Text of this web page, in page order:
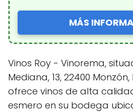
MÁS
Vinos Roy - Vinorema,
Mediana, 13, 22400
ofrece vinos de alta
esmero en su bodega